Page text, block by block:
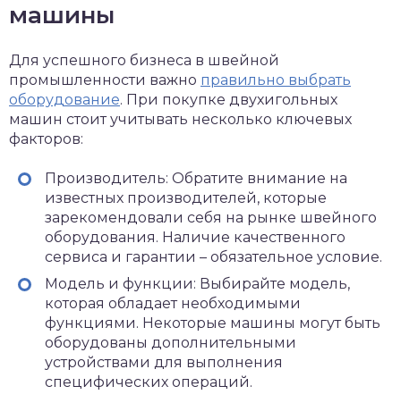
машины
Для успешного бизнеса в швейной
промышленности важно правильно выбрать
оборудование. При покупке двухигольных
машин стоит учитывать несколько ключевых
факторов:
Производитель: Обратите внимание на
известных производителей, которые
зарекомендовали себя на рынке швейного
оборудования. Наличие качественного
сервиса и гарантии – обязательное условие.
Модель и функции: Выбирайте модель,
которая обладает необходимыми
функциями. Некоторые машины могут быть
оборудованы дополнительными
устройствами для выполнения
специфических операций.